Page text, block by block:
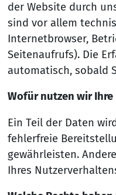
der Website durch
sind vor allem
Internetbrowser,
Seitenaufrufs). Die
automatisch, sobald
Wofür nutzen wir Ihre
Ein Teil der Daten
fehlerfreie
gewährleisten.
Ihres